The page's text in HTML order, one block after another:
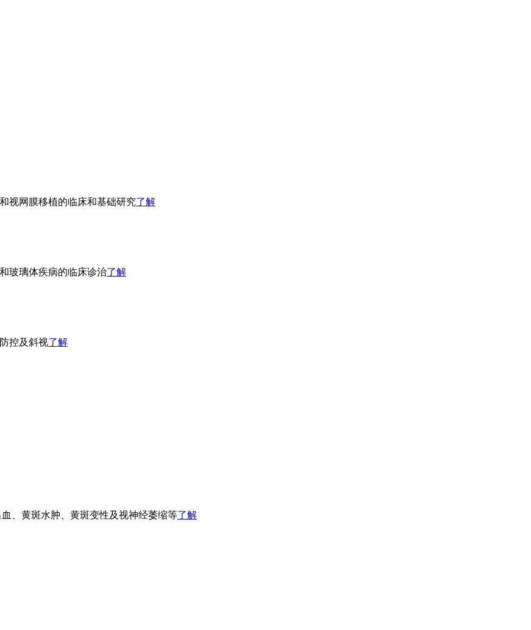
视网膜移植的临床和基础研究了解
玻璃体疾病的临床诊治了解
控及斜视了解
、黄斑水肿、黄斑变性及视神经萎缩等了解